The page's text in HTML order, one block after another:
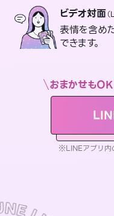
ビデオ対面
表情を含め
できます。
おまかせもOK
※LINEアプリ内